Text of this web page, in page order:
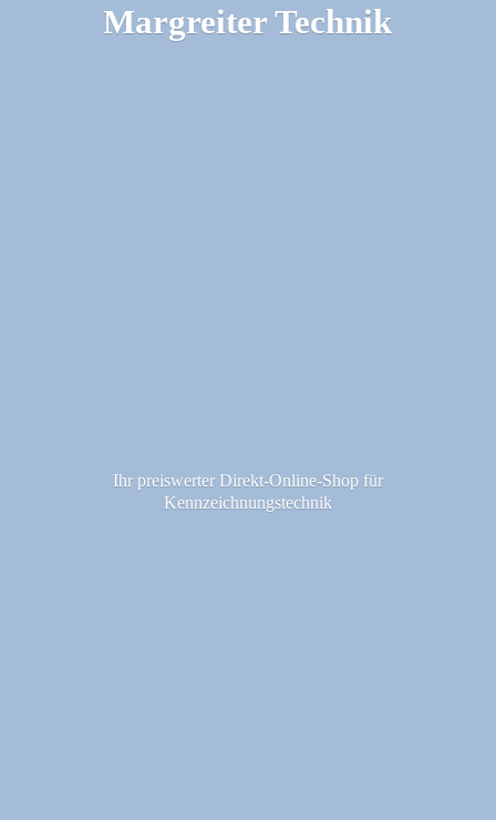
Margreiter Technik
Ihr preiswerter Direkt-Online-Shop für
Kennzeichnungstechnik